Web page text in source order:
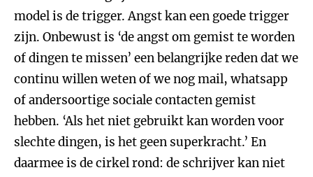
model is de trigger. Angst kan een goede trigger
zijn. Onbewust is ‘de angst om gemist te worden
of dingen te missen’ een belangrijke reden dat we
continu willen weten of we nog mail, whatsapp
of andersoortige sociale contacten gemist
hebben. ‘Als het niet gebruikt kan worden voor
slechte dingen, is het geen superkracht.’ En
daarmee is de cirkel rond: de schrijver kan niet